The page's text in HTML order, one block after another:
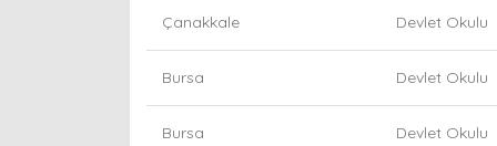
Çanakkale Devlet Okulu
Bursa Devlet Okulu
Bursa Devlet Okulu